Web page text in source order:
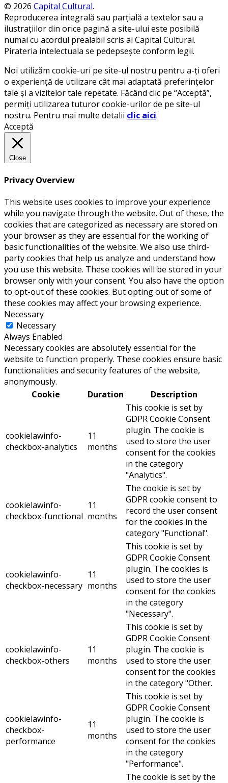
© 2026 Capital Cultural.
Reproducerea integrală sau parțială a textelor sau a
ilustrațiilor din orice pagină a site-ului este posibilă
numai cu acordul prealabil scris al Capital Cultural.
Pirateria intelectuala se pedepsește conform legii.
Noi utilizăm cookie-uri pe site-ul nostru pentru a-ți oferi
o experiență de utilizare cât mai adaptată preferințelor
tale și a vizitelor tale repetate. Făcând clic pe “Acceptă”,
permiți utilizarea tuturor cookie-urilor de pe site-ul
nostru. Pentru mai multe detalii clic aici.
Acceptă
Close
Privacy Overview
This website uses cookies to improve your experience
while you navigate through the website. Out of these, the
cookies that are categorized as necessary are stored on
your browser as they are essential for the working of
basic functionalities of the website. We also use third-
party cookies that help us analyze and understand how
you use this website. These cookies will be stored in your
browser only with your consent. You also have the option
to opt-out of these cookies. But opting out of some of
these cookies may affect your browsing experience.
Necessary
Necessary
Always Enabled
Necessary cookies are absolutely essential for the
website to function properly. These cookies ensure basic
functionalities and security features of the website,
anonymously.
Cookie
Duration Description
cookielawinfo-
checkbox-analytics
11
months
This cookie is set by
GDPR Cookie Consent
plugin. The cookie is
used to store the user
consent for the cookies
in the category
"Analytics".
cookielawinfo-
checkbox-functional
11
months
The cookie is set by
GDPR cookie consent to
record the user consent
for the cookies in the
category "Functional".
cookielawinfo-
checkbox-necessary
11
months
This cookie is set by
GDPR Cookie Consent
plugin. The cookies is
used to store the user
consent for the cookies
in the category
"Necessary".
cookielawinfo-
checkbox-others
11
months
This cookie is set by
GDPR Cookie Consent
plugin. The cookie is
used to store the user
consent for the cookies
in the category "Other.
cookielawinfo-
checkbox-
performance
11
months
This cookie is set by
GDPR Cookie Consent
plugin. The cookie is
used to store the user
consent for the cookies
in the category
"Performance".
The cookie is set by the